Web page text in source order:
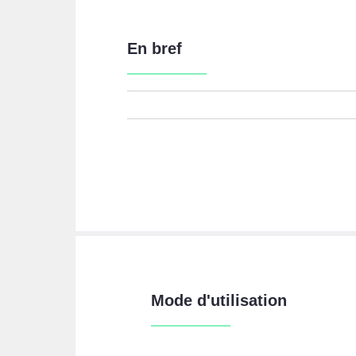
En bref
Mode d'utilisation